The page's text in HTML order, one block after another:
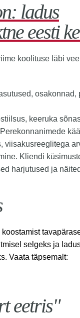
ladus
eesti
koolituse läbi
osakonnad,
keeruka
viisakusreeglitega
Kliendi
harjutused ja
selgeks ja
Vaata täpsemalt:
eetris"